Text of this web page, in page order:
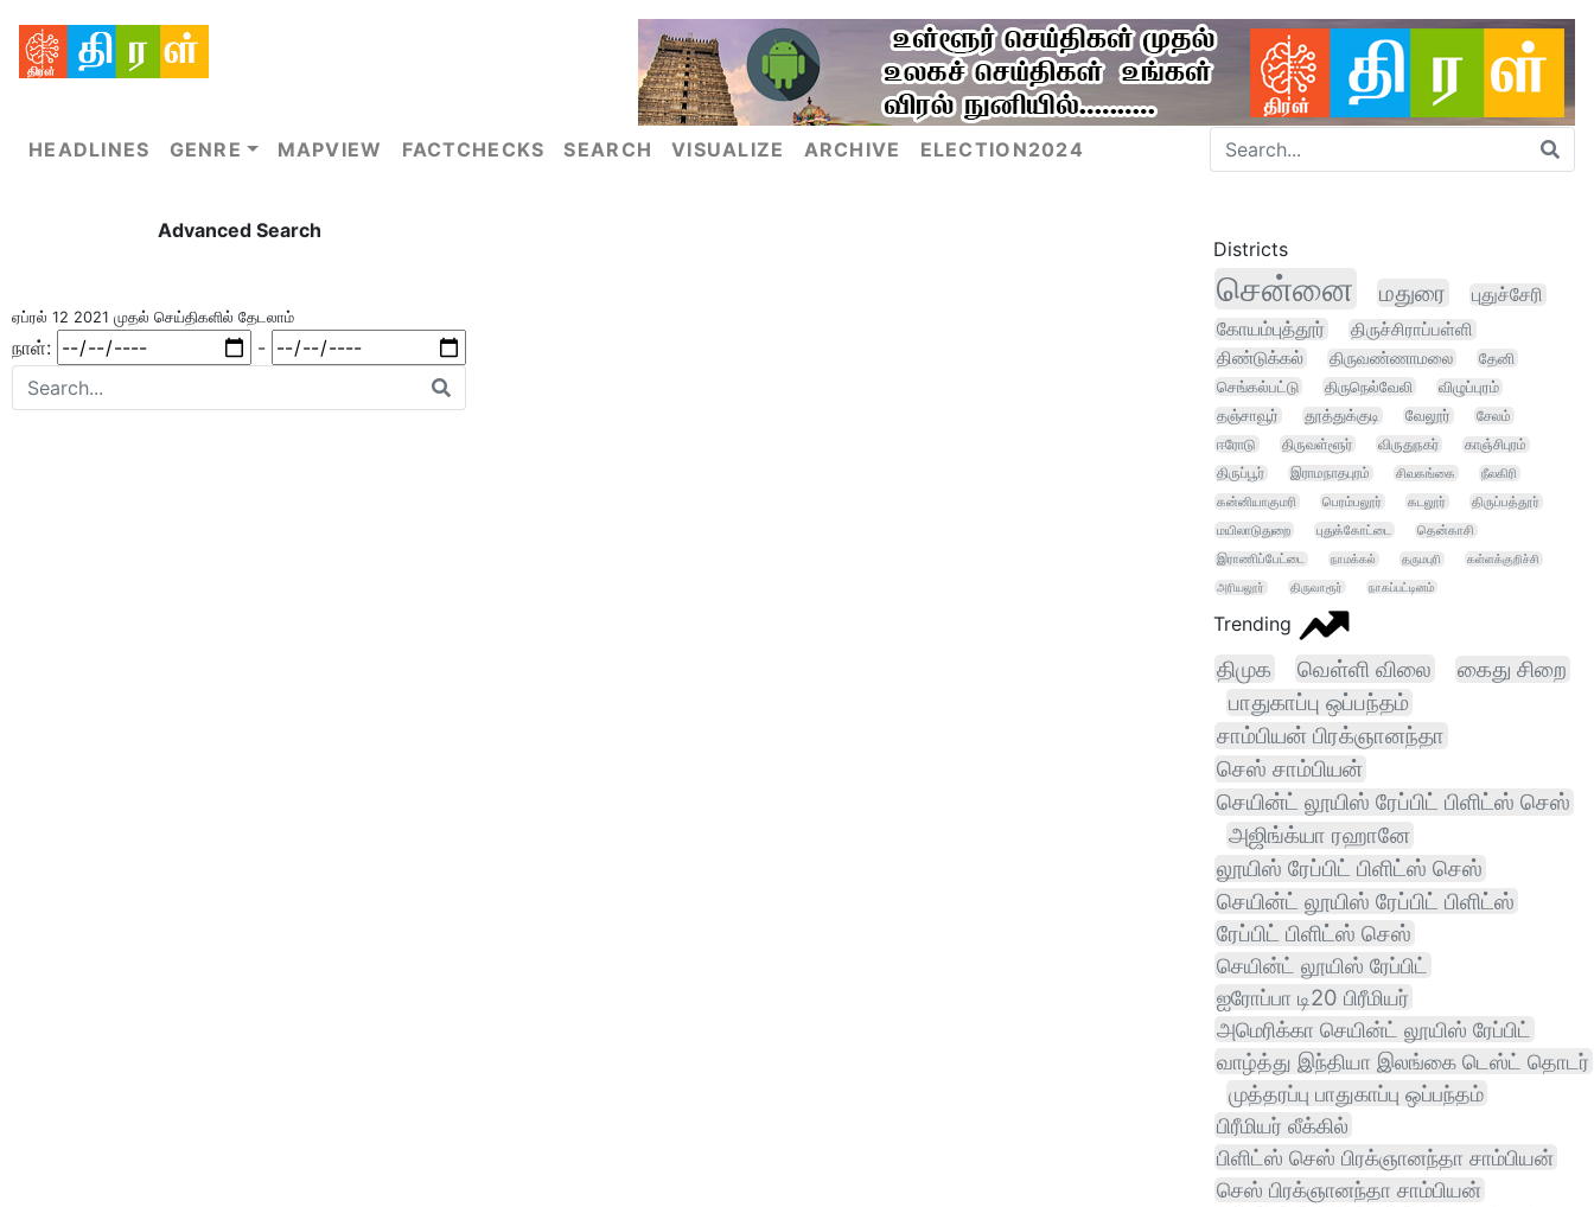
HEADLINES GENRE MAPVIEW FACTCHECKS SEARCH VISUALIZE ARCHIVE ELECTION2024
Advanced Search
ஏப்ரல் 12 2021 முதல் செய்திகளில் தேடலாம்
நாள்: -
Districts
சென்னை மதுரை
புதுச்சேரி
கோயம்புத்தூர்
திருச்சிராப்பள்ளி
திண்டுக்கல்
திருவண்ணாமலை
தேனி
செங்கல்பட்டு
திருநெல்வேலி
விழுப்புரம்
தஞ்சாவூர்
தூத்துக்குடி வேலூர்
சேலம்
ஈரோடு
திருவள்ளூர் விருதுநகர்
காஞ்சிபுரம்
திருப்பூர்
இராமநாதபுரம் சிவகங்கை
நீலகிரி
கன்னியாகுமரி
பெரம்பலூர் கடலூர்
திருப்பத்தூர்
மயிலாடுதுறை
புதுக்கோட்டை
தென்காசி
இராணிப்பேட்டை
நாமக்கல் தருமபுரி
கள்ளக்குறிச்சி
அரியலூர்
திருவாரூர் நாகப்பட்டினம்
Trending
திமுக வெள்ளி விலை
கைது சிறை
பாதுகாப்பு ஒப்பந்தம்
சாம்பியன் பிரக்ஞானந்தா
செஸ் சாம்பியன்
செயின்ட் லூயிஸ் ரேப்பிட் பிளிட்ஸ் செஸ்
அஜிங்க்யா ரஹானே
லூயிஸ் ரேப்பிட் பிளிட்ஸ் செஸ்
செயின்ட் லூயிஸ் ரேப்பிட் பிளிட்ஸ்
ரேப்பிட் பிளிட்ஸ் செஸ்
செயின்ட் லூயிஸ் ரேப்பிட்
ஐரோப்பா டி20 பிரீமியர்
அமெரிக்கா செயின்ட் லூயிஸ் ரேப்பிட்
வாழ்த்து இந்தியா இலங்கை டெஸ்ட் தொடர்
முத்தரப்பு பாதுகாப்பு ஒப்பந்தம்
பிரீமியர் லீக்கில்
பிளிட்ஸ் செஸ் பிரக்ஞானந்தா சாம்பியன்
செஸ் பிரக்ஞானந்தா சாம்பியன்